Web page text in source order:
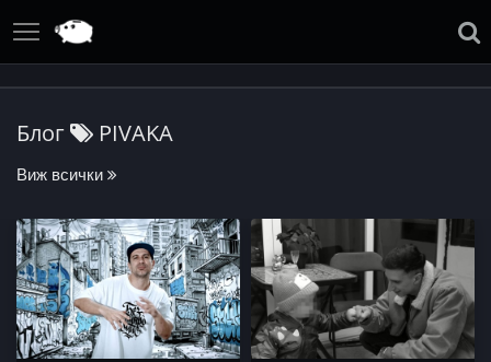
Блог PIVAKA
Виж всички